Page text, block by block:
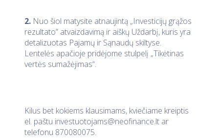
2. Nuo šiol matysite atnaujintą „Investicijų grąžos
rezultato” atvaizdavimą ir aiškų Uždarbį, kuris yra
detalizuotas Pajamų ir Sąnaudų skiltyse.
Lentelės apačioje pridėjome stulpelį „Tikėtinas
vertės sumažėjimas“.
Kilus bet kokiems klausimams, kviečiame kreiptis
el. paštu investuotojams@neofinance.lt ar
telefonu 870080075.